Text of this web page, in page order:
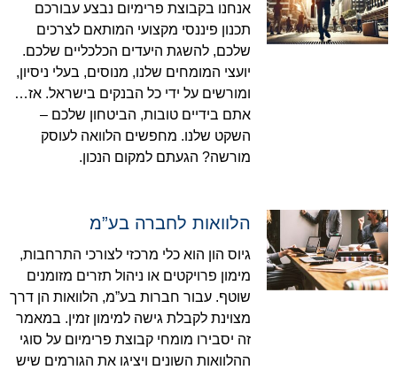
אנחנו בקבוצת פרימיום נבצע עבורכם
תכנון פיננסי מקצועי המותאם לצרכים
שלכם, להשגת היעדים הכלכליים שלכם.
יועצי המומחים שלנו, מנוסים, בעלי ניסיון,
ומורשים על ידי כל הבנקים בישראל. אז…
אתם בידיים טובות, הביטחון שלכם –
השקט שלנו. מחפשים הלוואה לעוסק
מורשה? הגעתם למקום הנכון.
הלוואות לחברה בע”מ
גיוס הון הוא כלי מרכזי לצורכי התרחבות,
מימון פרויקטים או ניהול תזרים מזומנים
שוטף. עבור חברות בע”מ, הלוואות הן דרך
מצוינת לקבלת גישה למימון זמין. במאמר
זה יסבירו מומחי קבוצת פרימיום על סוגי
ההלוואות השונים ויציגו את הגורמים שיש